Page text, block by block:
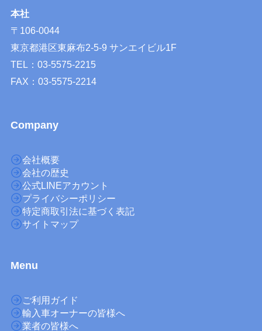
本社
〒106-0044
東京都港区東麻布2-5-9 サンエイビル1F
TEL：03-5575-2215
FAX：03-5575-2214
Company
会社概要
会社の歴史
公式LINEアカウント
プライバシーポリシー
特定商取引法に基づく表記
サイトマップ
Menu
ご利用ガイド
輸入車オーナーの皆様へ
業者の皆様へ